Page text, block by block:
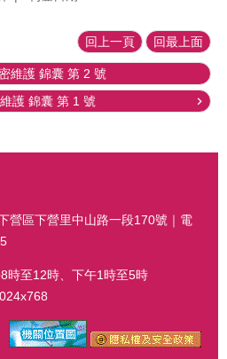
回上一頁 回最上面
維護 錦囊 第 2 號
護 錦囊 第 1 號
營區下營里中山路一段170號｜電
時至12時、下午1時至5時